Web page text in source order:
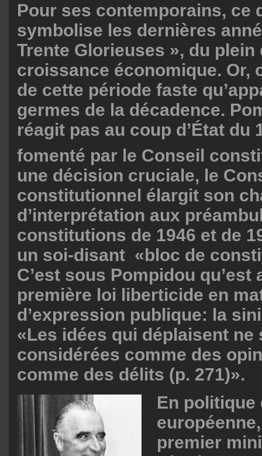
Pour ses contemporains, ce
symbolise les dernières
Trente Glorieuses », du plein
croissance économique. Or,
de cette période faste
germes de la décadence.
réagit pas au coup d’État du
fomenté par le Conseil
une décision cruciale, le
constitutionnel élargit son
d’interprétation aux
constitutions de 1946 et de
un soi-disant «bloc de
C’est sous Pompidou qu’est
première loi liberticide en
d’expression publique: la
«Les idées qui déplaisent ne
considérées comme des
comme des délits (p. 271)».
En politique
premier